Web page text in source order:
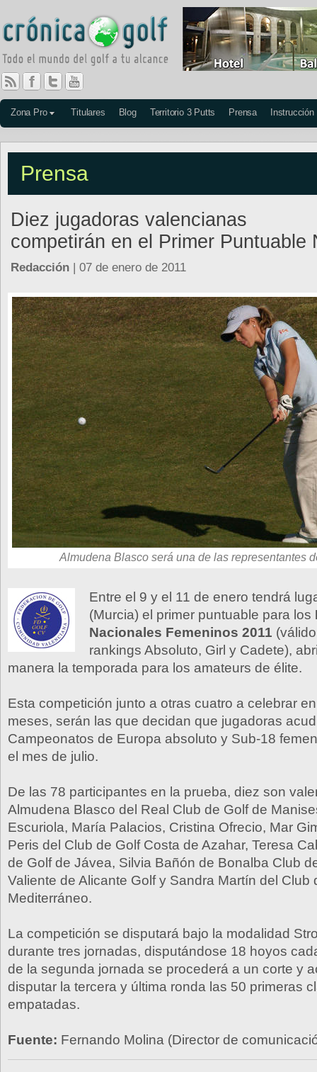
Zona Pro Titulares Blog Territorio 3 Putts Prensa Instrucción
Prensa
Diez jugadoras valencianas
competirán en el Primer Puntuable
Redacción | 07 de enero de 2011
Almudena Blasco será una de las representantes
Entre el 9 y el 11 de enero tendrá
(Murcia) el primer puntuable para los
Nacionales Femeninos 2011
rankings Absoluto, Girl y Cadete),
manera la temporada para los amateurs de élite.
Esta competición junto a otras cuatro a celebrar
meses, serán las que decidan que jugadoras
Campeonatos de Europa absoluto y Sub-18
el mes de julio.
De las 78 participantes en la prueba, diez son
Almudena Blasco del Real Club de Golf de
Escuriola, María Palacios, Cristina Ofrecio, Mar
Peris del Club de Golf Costa de Azahar, Teresa
de Golf de Jávea, Silvia Bañón de Bonalba Club
Valiente de Alicante Golf y Sandra Martín del Club
Mediterráneo.
La competición se disputará bajo la modalidad
durante tres jornadas, disputándose 18 hoyos
de la segunda jornada se procederá a un corte y
disputar la tercera y última ronda las 50 primeras
empatadas.
Fuente: Fernando Molina (Director de